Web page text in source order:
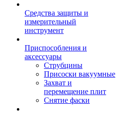
Средства защиты и
измерительный
инструмент
Приспособления и
аксессуары
Струбцины
Присоски вакуумные
Захват и
перемещение плит
Снятие фаски